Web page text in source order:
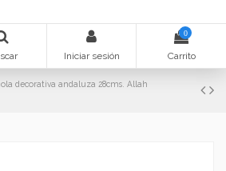
Iniciar sesión
0
Carrito
decorativa andaluza 28cms. Allah